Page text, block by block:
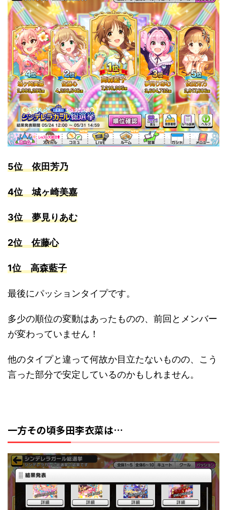
5位 依田芳乃
4位 城ヶ崎美嘉
3位 夢見りあむ
2位 佐藤心
1位 高森藍子
最後にパッションタイプです。
多少の順位の変動はあったものの、前回とメンバー
が変わっていません！
他のタイプと違って何故か目立たないものの、こう
言った部分で安定しているのかもしれません。
一方その頃多田李衣菜は…